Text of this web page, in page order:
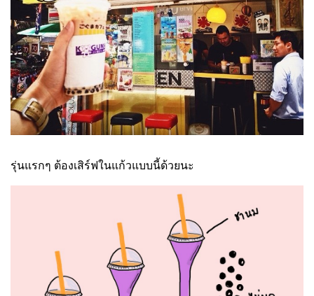
รุ่นแรกๆ ต้องเสิร์ฟในแก้วแบบนี้ด้วยนะ